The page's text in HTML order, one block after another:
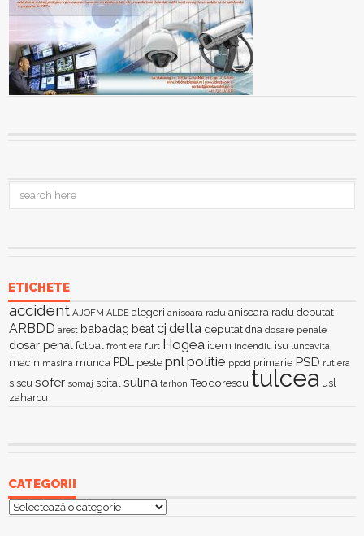
ETICHETE
accident AJOFM ALDE alegeri anisoara radu anisoara radu deputat
ARBDD arest babadag beatcj delta deputat dna dosare penale
dosar penal fotbal frontiera furt Hogea icem incendiu isu luncavita
macin masina munca PDL peste pnlpolitie ppdd primarie PSD rutiera
siscu sofer somaj spital sulina tarhon Teodorescu tulcea usl
zaharcu
CATEGORII
Categorii